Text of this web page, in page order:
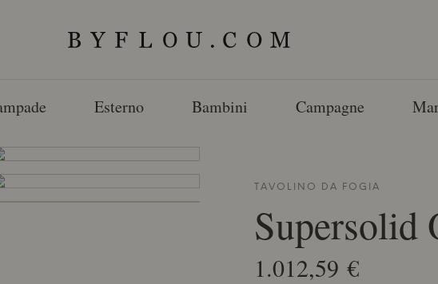
Esterno Bambini Campagne
TAVOLINO DA FOGIA
Supersolid
1.012,59 €